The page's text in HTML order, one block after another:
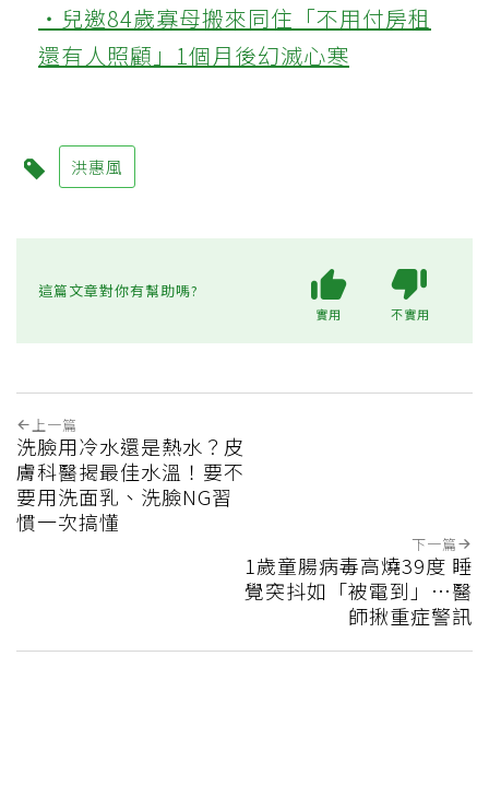
‧兒邀84歲寡母搬來同住「不用付房租
還有人照顧」1個月後幻滅心寒
洪惠風
這篇文章對你有幫助嗎?
實用 不實用
上一篇
洗臉用冷水還是熱水？皮
膚科醫揭最佳水溫！要不
要用洗面乳、洗臉NG習
慣一次搞懂
下一篇
1歲童腸病毒高燒39度 睡
覺突抖如「被電到」…醫
師揪重症警訊